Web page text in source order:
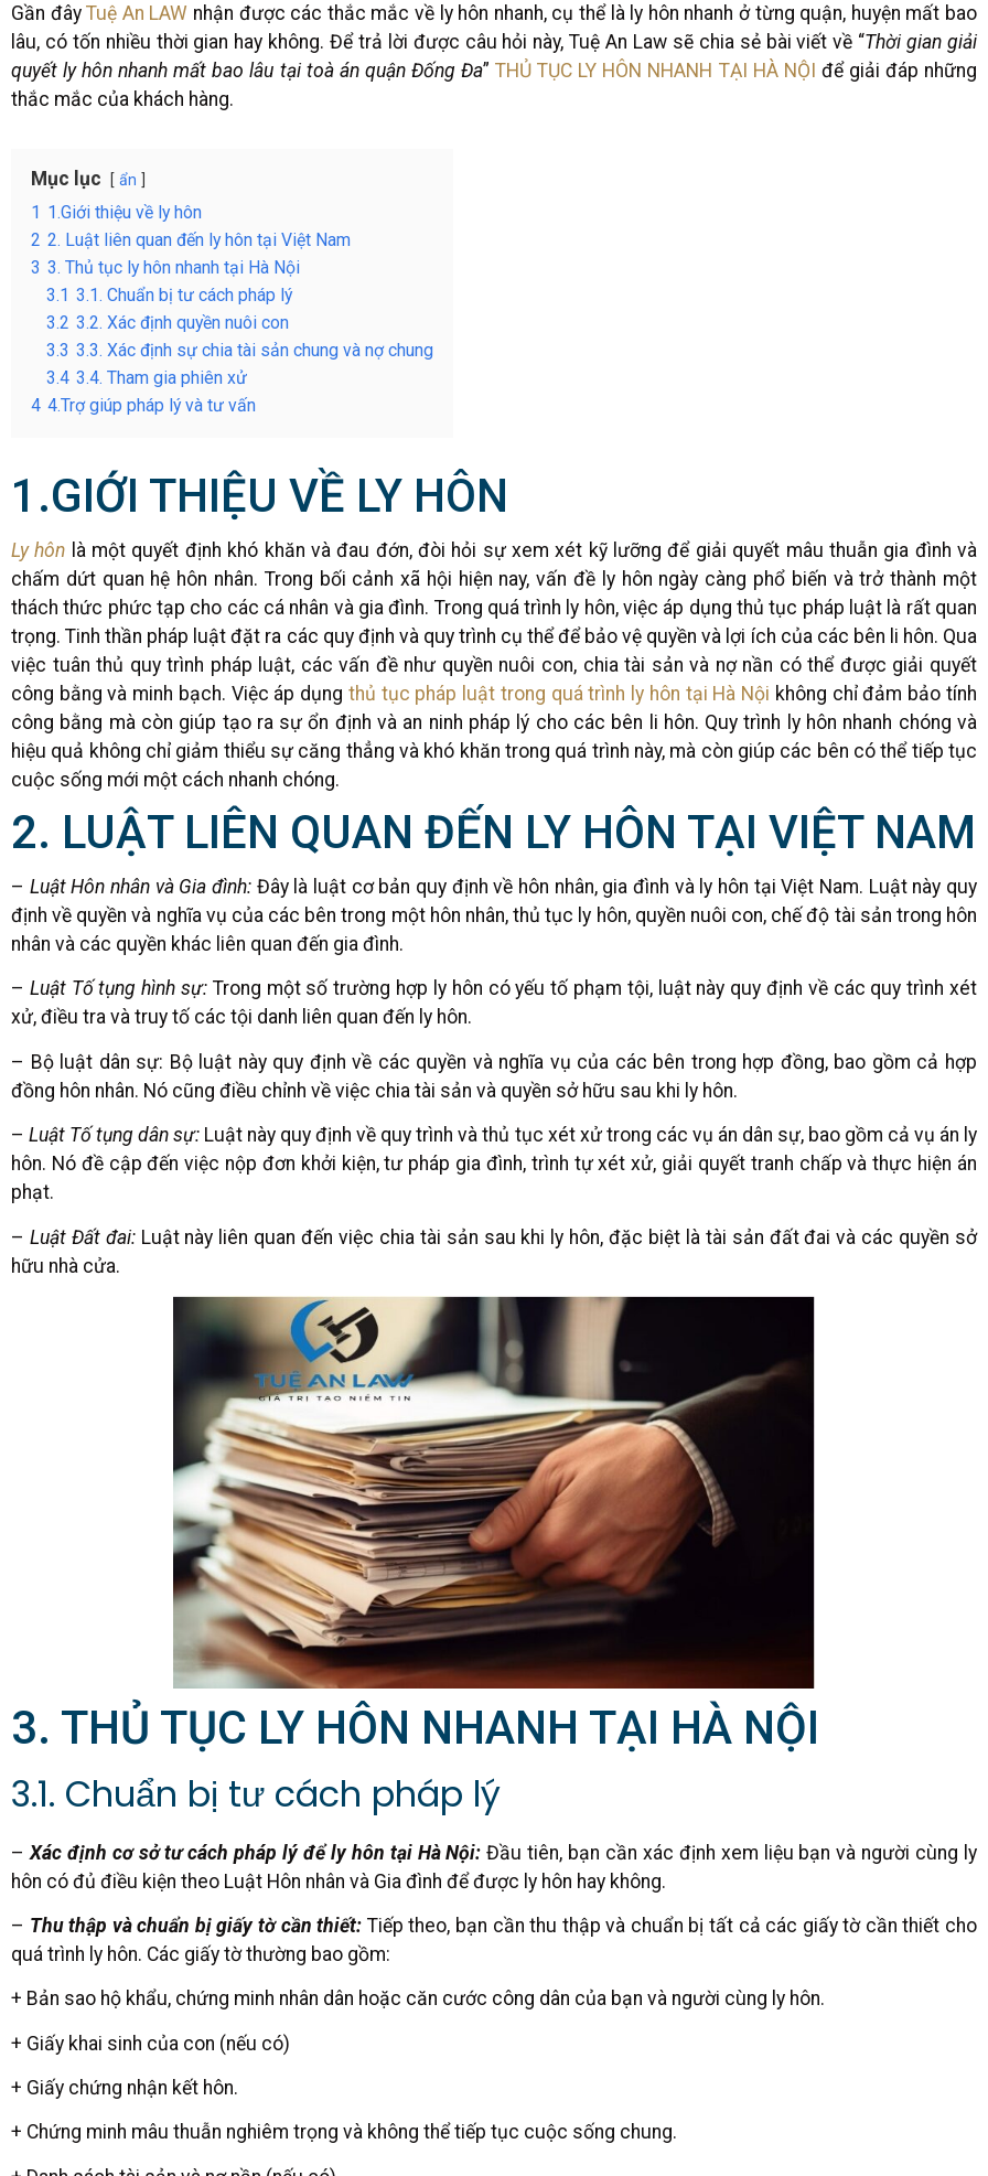
Gần đâyTuệ An LAW nhận được các thắc mắc về ly hôn nhanh, cụ thể là ly hôn nhanh ở từng quận, huyện mất bao
lâu, có tốn nhiều thời gian hay không. Để trả lời được câu hỏi này, Tuệ An Law sẽ chia sẻ bài viết về “Thời gian giải
quyết ly hôn nhanh mất bao lâu tại toà án quận Đống Đa”THỦ TỤC LY HÔN NHANH TẠI HÀ NỘI để giải đáp những
thắc mắc của khách hàng.
Mục lục ẩn
1 1.Giới thiệu về ly hôn
2 2. Luật liên quan đến ly hôn tại Việt Nam
3 3. Thủ tục ly hôn nhanh tại Hà Nội
3.1 3.1. Chuẩn bị tư cách pháp lý
3.2 3.2. Xác định quyền nuôi con
3.3 3.3. Xác định sự chia tài sản chung và nợ chung
3.4 3.4. Tham gia phiên xử
4 4.Trợ giúp pháp lý và tư vấn
1.GIỚI THIỆU VỀ LY HÔN
Ly hôn là một quyết định khó khăn và đau đớn, đòi hỏi sự xem xét kỹ lưỡng để giải quyết mâu thuẫn gia đình và
chấm dứt quan hệ hôn nhân. Trong bối cảnh xã hội hiện nay, vấn đề ly hôn ngày càng phổ biến và trở thành một
thách thức phức tạp cho các cá nhân và gia đình. Trong quá trình ly hôn, việc áp dụng thủ tục pháp luật là rất quan
trọng. Tinh thần pháp luật đặt ra các quy định và quy trình cụ thể để bảo vệ quyền và lợi ích của các bên li hôn. Qua
việc tuân thủ quy trình pháp luật, các vấn đề như quyền nuôi con, chia tài sản và nợ nần có thể được giải quyết
công bằng và minh bạch. Việc áp dụng thủ tục pháp luật trong quá trình ly hôn tại Hà Nội không chỉ đảm bảo tính
công bằng mà còn giúp tạo ra sự ổn định và an ninh pháp lý cho các bên li hôn. Quy trình ly hôn nhanh chóng và
hiệu quả không chỉ giảm thiểu sự căng thẳng và khó khăn trong quá trình này, mà còn giúp các bên có thể tiếp tục
cuộc sống mới một cách nhanh chóng.
2. LUẬT LIÊN QUAN ĐẾN LY HÔN TẠI VIỆT NAM
– Luật Hôn nhân và Gia đình: Đây là luật cơ bản quy định về hôn nhân, gia đình và ly hôn tại Việt Nam. Luật này quy
định về quyền và nghĩa vụ của các bên trong một hôn nhân, thủ tục ly hôn, quyền nuôi con, chế độ tài sản trong hôn
nhân và các quyền khác liên quan đến gia đình.
– Luật Tố tụng hình sự: Trong một số trường hợp ly hôn có yếu tố phạm tội, luật này quy định về các quy trình xét
xử, điều tra và truy tố các tội danh liên quan đến ly hôn.
– Bộ luật dân sự: Bộ luật này quy định về các quyền và nghĩa vụ của các bên trong hợp đồng, bao gồm cả hợp
đồng hôn nhân. Nó cũng điều chỉnh về việc chia tài sản và quyền sở hữu sau khi ly hôn.
– Luật Tố tụng dân sự: Luật này quy định về quy trình và thủ tục xét xử trong các vụ án dân sự, bao gồm cả vụ án ly
hôn. Nó đề cập đến việc nộp đơn khởi kiện, tư pháp gia đình, trình tự xét xử, giải quyết tranh chấp và thực hiện án
phạt.
– Luật Đất đai:Luật này liên quan đến việc chia tài sản sau khi ly hôn, đặc biệt là tài sản đất đai và các quyền sở
hữu nhà cửa.
3. THỦ TỤC LY HÔN NHANH TẠI HÀ NỘI
3.1. Chuẩn bị tư cách pháp lý
– Xác định cơ sở tư cách pháp lý để ly hôn tại Hà Nội: Đầu tiên, bạn cần xác định xem liệu bạn và người cùng ly
hôn có đủ điều kiện theo Luật Hôn nhân và Gia đình để được ly hôn hay không.
– Thu thập và chuẩn bị giấy tờ cần thiết: Tiếp theo, bạn cần thu thập và chuẩn bị tất cả các giấy tờ cần thiết cho
quá trình ly hôn. Các giấy tờ thường bao gồm:
+ Bản sao hộ khẩu, chứng minh nhân dân hoặc căn cước công dân của bạn và người cùng ly hôn.
+ Giấy khai sinh của con (nếu có)
+ Giấy chứng nhận kết hôn.
+ Chứng minh mâu thuẫn nghiêm trọng và không thể tiếp tục cuộc sống chung.